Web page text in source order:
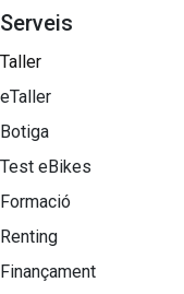
Serveis
Taller
eTaller
Botiga
Test eBikes
Formació
Renting
Finançament